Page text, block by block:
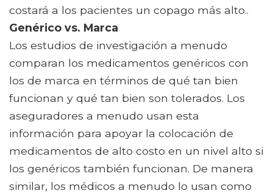
costará a los pacientes un copago más alto..
Genérico vs. Marca
Los estudios de investigación a menudo
comparan los medicamentos genéricos con
los de marca en términos de qué tan bien
funcionan y qué tan bien son tolerados. Los
aseguradores a menudo usan esta
información para apoyar la colocación de
medicamentos de alto costo en un nivel alto si
los genéricos también funcionan. De manera
similar, los médicos a menudo lo usan como